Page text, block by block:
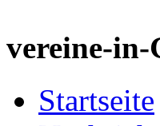
vereine-in-
Startseite